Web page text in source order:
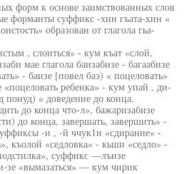
форм к основе заимствованных слов
форманты суффикс -хин гъата-хин «
образован от глагола гьа-
, слоиться» - кум къат «слой,
мае глагола баизабизе - багаабизе
- баизе [повел баэ) « поцеловать»
«поцеловать ребенка» - кум упай , ди-
понуд) « доведение до конца,
до конца что-л», бажаризабизе
до конца, завершать, завершить» -
-и , -й ччук1и «сдирание» -
къолой «седловка» - кьши «седло» -
суффикс —лъизе
зе «вымазаться» — кум чирик